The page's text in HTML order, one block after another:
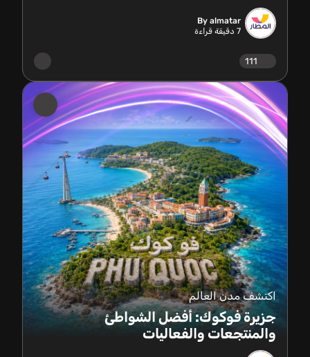
By almatar
7 دقيقة قراءة
اكتشف مدن العالم
جزيرة فوكوك: أفضل الشواطئ
والمنتجعات والفعاليات